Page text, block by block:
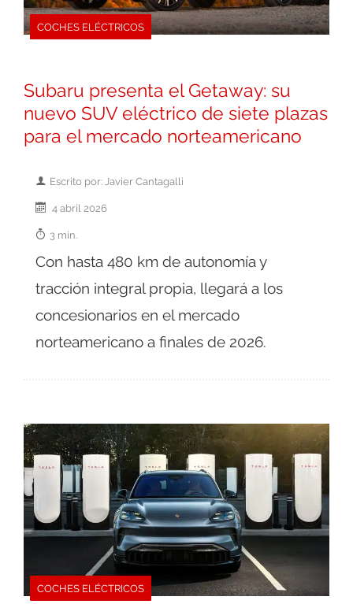
COCHES ELÉCTRICOS
Subaru presenta el Getaway: su
nuevo SUV eléctrico de siete plazas
para el mercado norteamericano
Escrito por: Javier Cantagalli
4 abril 2026
3 min.
Con hasta 480 km de autonomía y
tracción integral propia, llegará a los
concesionarios en el mercado
norteamericano a finales de 2026.
COCHES ELÉCTRICOS